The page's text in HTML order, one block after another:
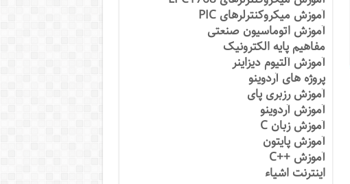
آموزش میکروکنترلرهای PIC
آموزش اتوماسیون صنعتی
مفاهیم پایه الکترونیک
آموزش آلتیوم دیزاینر
پروژه های آردوینو
آموزش رزبری پای
آموزش آردوینو
آموزش زبان C
آموزش پایتون
آموزش ++C
اینترنت اشیاء